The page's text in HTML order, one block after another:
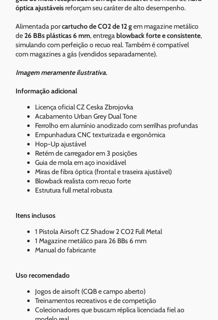
óptica ajustáveisreforçam seu caráter de alto desempenho.
Alimentada porcartucho de CO2 de 12 gem magazine metálico
de26 BBs plásticas 6 mm, entregablowback forte e consistente,
simulando com perfeição o recuo real. Também é compatível
com magazines a gás (vendidos separadamente).
Imagem meramente ilustrativa.
Informação adicional
Licença oficial CZ Ceska Zbrojovka
Acabamento Urban Grey Dual Tone
Ferrolho em alumínio anodizado com serrilhas profundas
Empunhadura CNC texturizada e ergonômica
Hop-Up ajustável
Retém de carregador em 3 posições
Guia de mola em aço inoxidável
Miras de fibra óptica (frontal e traseira ajustável)
Blowback realista com recuo forte
Estrutura full metal robusta
Itens inclusos
1 Pistola Airsoft CZ Shadow 2 CO2 Full Metal
1 Magazine metálico para 26 BBs 6 mm
Manual do fabricante
Uso recomendado
Jogos de airsoft (CQB e campo aberto)
Treinamentos recreativos e de competição
Colecionadores que buscam réplica licenciada fiel ao